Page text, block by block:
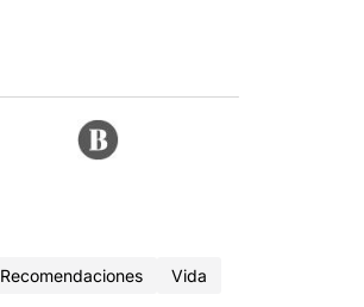
Recomendaciones Vida